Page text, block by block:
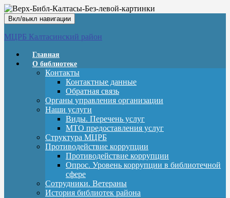
Вкл/выкл навигации
МЦРБ Калтасинский район
Главная
О библиотеке
Контакты
Контактные данные
Обратная связь
Органы управления организации
Наши услуги
Виды. Перечень услуг
МТО предоставления услуг
Структура МЦРБ
Противодействие коррупции
Противодействие коррупции
Опрос. Уровень коррупции в библиотечной
сфере
Сотрудники. Ветераны
История библиотек района